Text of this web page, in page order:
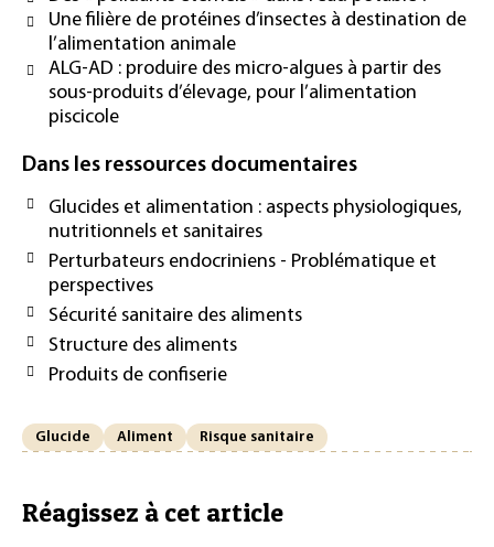
Une filière de protéines d’insectes à destination de
l’alimentation animale
ALG-AD : produire des micro-algues à partir des
sous-produits d’élevage, pour l’alimentation
piscicole
Dans les ressources documentaires
Glucides et alimentation : aspects physiologiques,
nutritionnels et sanitaires
Perturbateurs endocriniens - Problématique et
perspectives
Sécurité sanitaire des aliments
Structure des aliments
Produits de confiserie
Glucide Aliment Risque sanitaire
Réagissez à cet article